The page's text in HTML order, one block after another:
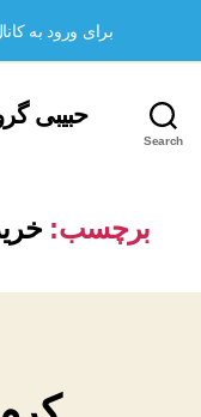
Search
حبیبی
برچسب:
برای ورود به